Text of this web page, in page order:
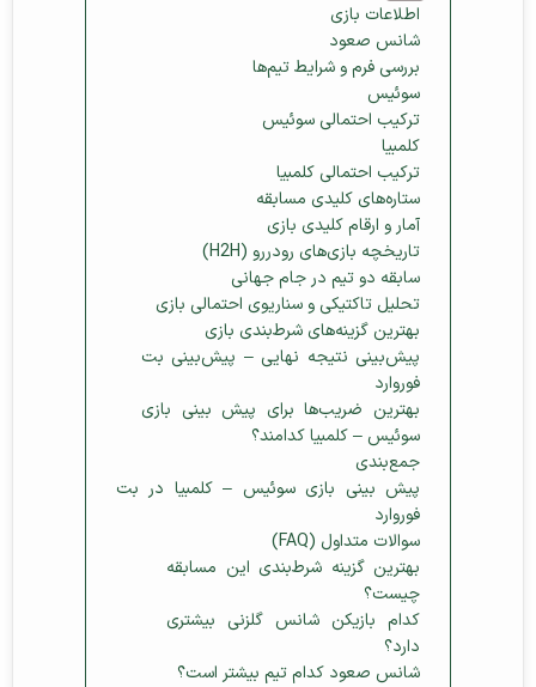
اطلاعات بازی
شانس صعود
بررسی فرم و شرایط تیم‌ها
سوئیس
ترکیب احتمالی سوئیس
کلمبیا
ترکیب احتمالی کلمبیا
ستاره‌های کلیدی مسابقه
آمار و ارقام کلیدی بازی
تاریخچه بازی‌های رودررو (H2H)
سابقه دو تیم در جام جهانی
تحلیل تاکتیکی و سناریوی احتمالی بازی
بهترین گزینه‌های شرط‌بندی بازی
پیش‌بینی نتیجه نهایی – پیش‌بینی بت
فوروارد
بهترین ضریب‌ها برای پیش‌ بینی بازی
سوئیس – کلمبیا کدامند؟
جمع‌بندی
پیش‌ بینی بازی سوئیس – کلمبیا در بت
فوروارد
سوالات متداول (FAQ)
بهترین گزینه شرط‌بندی این مسابقه
چیست؟
کدام بازیکن شانس گلزنی بیشتری
دارد؟
شانس صعود کدام تیم بیشتر است؟